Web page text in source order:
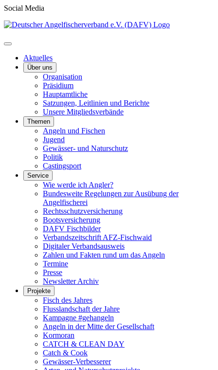
Social Media
Aktuelles
Über uns
Organisation
Präsidium
Hauptamtliche
Satzungen, Leitlinien und Berichte
Unsere Mitgliedsverbände
Themen
Angeln und Fischen
Jugend
Gewässer- und Naturschutz
Politik
Castingsport
Service
Wie werde ich Angler?
Bundesweite Regelungen zur Ausübung der
Angelfischerei
Rechtsschutzversicherung
Bootsversicherung
DAFV Fischbilder
Verbandszeitschrift AFZ-Fischwaid
Digitaler Verbandsausweis
Zahlen und Fakten rund um das Angeln
Termine
Presse
Newsletter Archiv
Projekte
Fisch des Jahres
Flusslandschaft der Jahre
Kampagne #gehangeln
Angeln in der Mitte der Gesellschaft
Kormoran
CATCH & CLEAN DAY
Catch & Cook
Gewässer-Verbesserer